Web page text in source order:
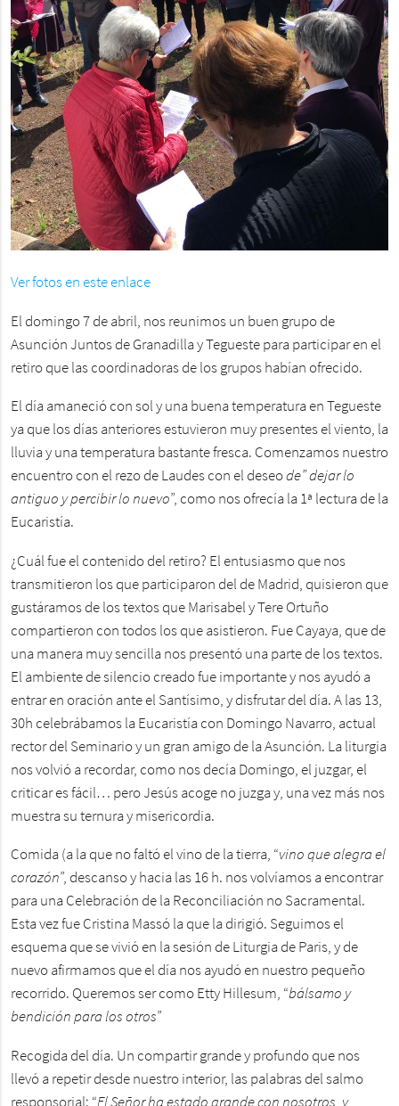
Ver fotos en este enlace
El domingo 7 de abril, nos reunimos un buen grupo de
Asunción Juntos de Granadilla y Tegueste para participar en el
retiro que las coordinadoras de los grupos habían ofrecido.
El día amaneció con sol y una buena temperatura en Tegueste
ya que los días anteriores estuvieron muy presentes el viento, la
lluvia y una temperatura bastante fresca. Comenzamos nuestro
encuentro con el rezo de Laudes con el deseode” dejar lo
antiguo y percibir lo nuevo”, como nos ofrecía la 1ª lectura de la
Eucaristía.
¿Cuál fue el contenido del retiro? El entusiasmo que nos
transmitieron los que participaron del de Madrid, quisieron que
gustáramos de los textos que Marisabel y Tere Ortuño
compartieron con todos los que asistieron. Fue Cayaya, que de
una manera muy sencilla nos presentó una parte de los textos.
El ambiente de silencio creado fue importante y nos ayudó a
entrar en oración ante el Santísimo, y disfrutar del día. A las 13,
30h celebrábamos la Eucaristía con Domingo Navarro, actual
rector del Seminario y un gran amigo de la Asunción. La liturgia
nos volvió a recordar, como nos decía Domingo, el juzgar, el
criticar es fácil… pero Jesús acoge no juzga y, una vez más nos
muestra su ternura y misericordia.
Comida (a la que no faltó el vino de la tierra, “vino que alegra el
corazón”, descanso y hacia las 16 h. nos volvíamos a encontrar
para una Celebración de la Reconciliación no Sacramental.
Esta vez fue Cristina Massó la que la dirigió. Seguimos el
esquema que se vivió en la sesión de Liturgia de Paris, y de
nuevo afirmamos que el día nos ayudó en nuestro pequeño
recorrido. Queremos ser como Etty Hillesum, “bálsamo y
bendición para los otros”
Recogida del día. Un compartir grande y profundo que nos
llevó a repetir desde nuestro interior, las palabras del salmo
responsorial: “El Señor ha estado grande con nosotros, y